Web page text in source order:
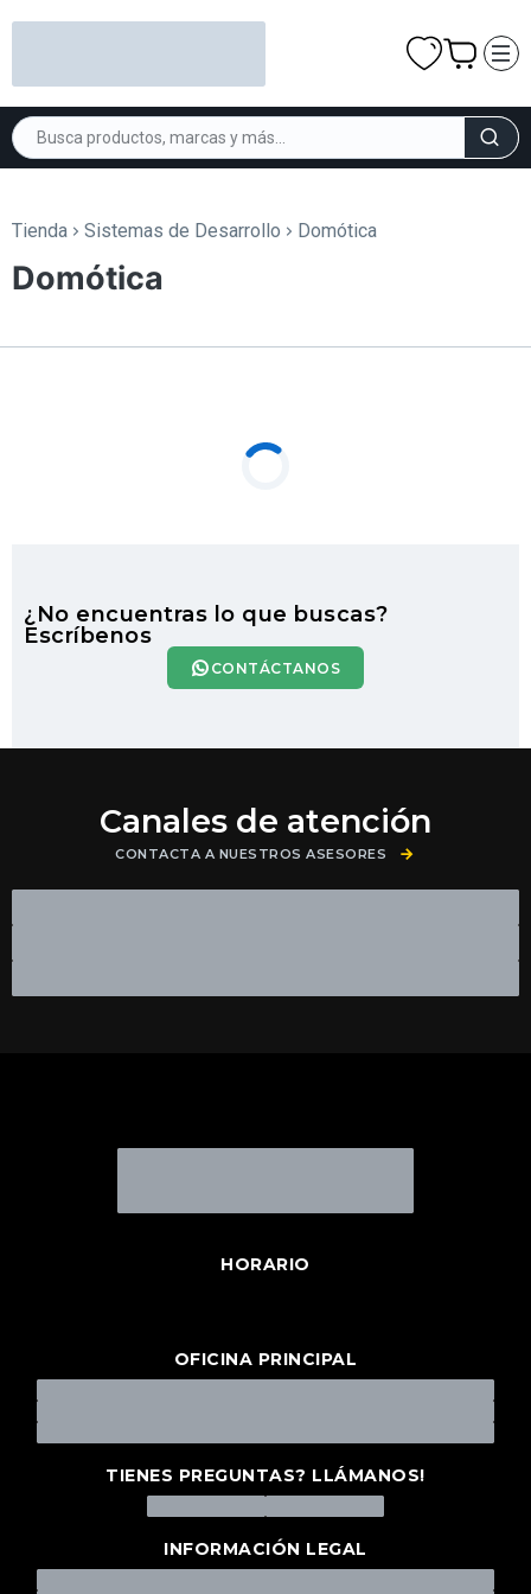
Tienda Sistemas de Desarrollo Domótica
Domótica
¿No encuentras lo que buscas?
Escríbenos
CONTÁCTANOS
Canales de atención
CONTACTA A NUESTROS ASESORES
HORARIO
OFICINA PRINCIPAL
TIENES PREGUNTAS? LLÁMANOS!
INFORMACIÓN LEGAL